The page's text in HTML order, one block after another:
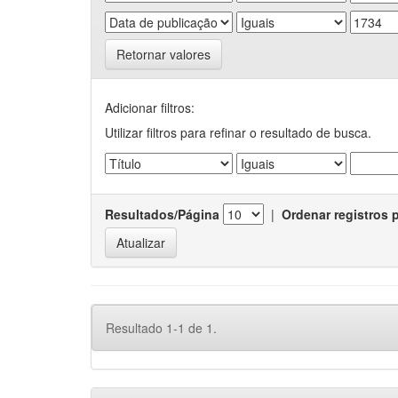
Retornar valores
Adicionar filtros:
Utilizar filtros para refinar o resultado de busca.
Resultados/Página | Ordenar registros
Resultado 1-1 de 1.